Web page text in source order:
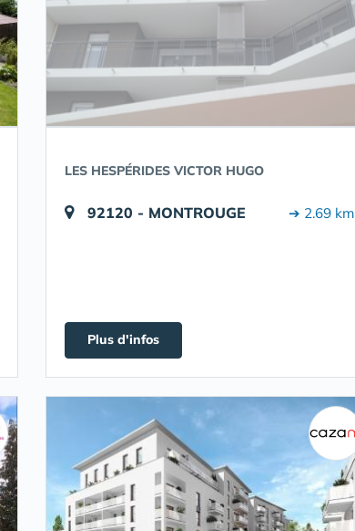
LES HESPÉRIDES VICTOR HUGO
92120 - MONTROUGE ➔ 2.69 km
Plus d'infos